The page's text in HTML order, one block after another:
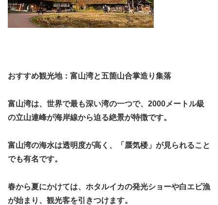
おすすめ観光地：富山湾と五箇山合掌造り集落
富山湾は、世界で最も深い湾の一つで、2000メートル級
の立山連峰が海岸線から迫る絶景が特徴です。
富山湾の海水は透明度が高く、「蜃気楼」が見られること
でも有名です。
春から夏にかけては、ホタルイカの発光ショーや白エビ漁
が始まり、観光客を引きつけます。